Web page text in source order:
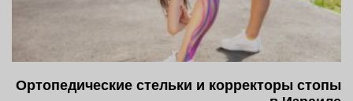
Ортопедические стельки и корректоры стопы